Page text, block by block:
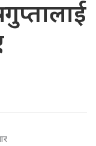
गुप्तालाई